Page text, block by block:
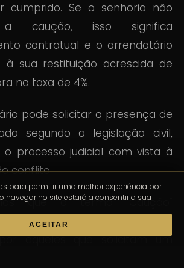
cumprido. Se o senhorio não
a caução, isso significa
contratual e o arrendatário
à sua restituição acrescida de
na taxa de 4%.
pode solicitar a presença de
segundo a legislação civil,
o processo judicial com vista à
conflito.
que o termo "Caução"
uma forma de garantia que é
aqueles que solicitam um
para permitir uma melhor experiência por
navegar no site estará a consentir a sua
ACEITAR